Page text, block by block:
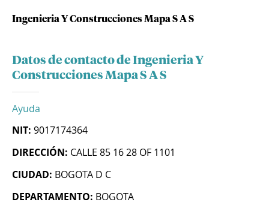
Ingenieria Y Construcciones Mapa S A S
Datos de contacto de Ingenieria Y
Construcciones Mapa S A S
Ayuda
NIT: 9017174364
DIRECCIÓN: CALLE 85 16 28 OF 1101
CIUDAD: BOGOTA D C
DEPARTAMENTO: BOGOTA